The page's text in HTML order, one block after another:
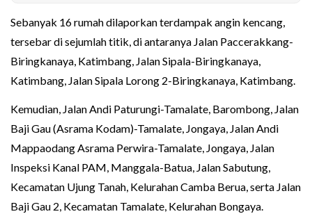
Sebanyak 16 rumah dilaporkan terdampak angin kencang,
tersebar di sejumlah titik, di antaranya Jalan Paccerakkang-
Biringkanaya, Katimbang, Jalan Sipala-Biringkanaya,
Katimbang, Jalan Sipala Lorong 2-Biringkanaya, Katimbang.
Kemudian, Jalan Andi Paturungi-Tamalate, Barombong, Jalan
Baji Gau (Asrama Kodam)-Tamalate, Jongaya, Jalan Andi
Mappaodang Asrama Perwira-Tamalate, Jongaya, Jalan
Inspeksi Kanal PAM, Manggala-Batua, Jalan Sabutung,
Kecamatan Ujung Tanah, Kelurahan Camba Berua, serta Jalan
Baji Gau 2, Kecamatan Tamalate, Kelurahan Bongaya.